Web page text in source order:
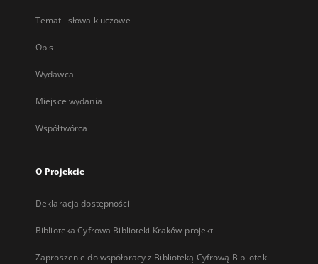
Temat i słowa kluczowe
Opis
Wydawca
Miejsce wydania
Współtwórca
O Projekcie
Deklaracja dostępności
Biblioteka Cyfrowa Biblioteki Kraków-projekt
Zaproszenie do współpracy z Biblioteką Cyfrową Biblioteki